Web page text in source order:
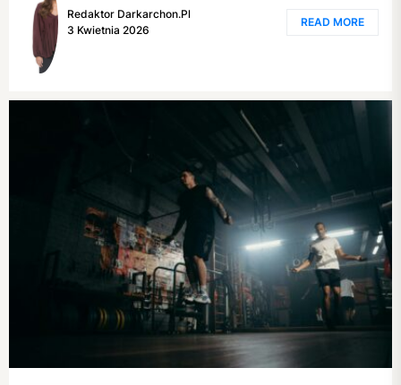
Redaktor Darkarchon.pl
3 Kwietnia 2026
READ MORE